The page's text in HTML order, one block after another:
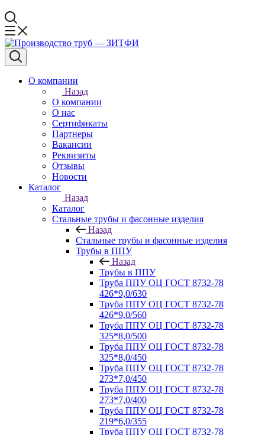
О компании
Назад
О компании
О нас
Сертификаты
Партнеры
Вакансии
Реквизиты
Отзывы
Новости
Каталог
Назад
Каталог
Стальные трубы и фасонные изделия
Назад
Стальные трубы и фасонные изделия
Трубы в ППУ
Назад
Трубы в ППУ
Труба ППУ ОЦ ГОСТ 8732-78
426*9,0/630
Труба ППУ ОЦ ГОСТ 8732-78
426*9,0/560
Труба ППУ ОЦ ГОСТ 8732-78
325*8,0/500
Труба ППУ ОЦ ГОСТ 8732-78
325*8,0/450
Труба ППУ ОЦ ГОСТ 8732-78
273*7,0/450
Труба ППУ ОЦ ГОСТ 8732-78
273*7,0/400
Труба ППУ ОЦ ГОСТ 8732-78
219*6,0/355
Труба ППУ ОЦ ГОСТ 8732-78